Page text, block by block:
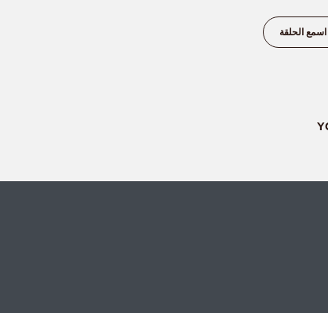
اسمع الحلقة